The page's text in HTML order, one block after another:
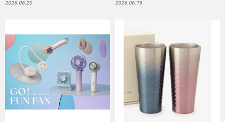
2026.06.20 2026.06.19